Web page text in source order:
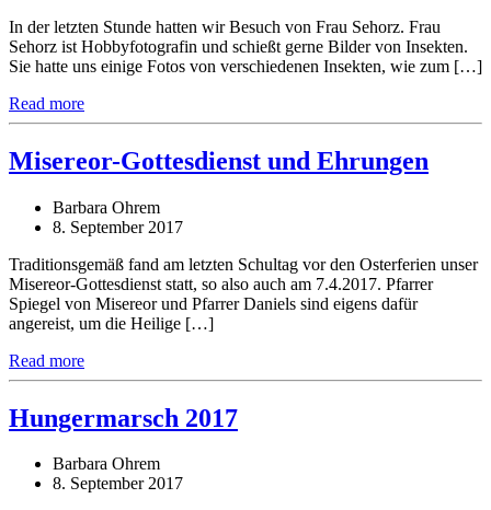
In der letzten Stunde hatten wir Besuch von Frau Sehorz. Frau
Sehorz ist Hobbyfotografin und schießt gerne Bilder von Insekten.
Sie hatte uns einige Fotos von verschiedenen Insekten, wie zum […]
Read more
Misereor-Gottesdienst und Ehrungen
Barbara Ohrem
8. September 2017
Traditionsgemäß fand am letzten Schultag vor den Osterferien unser
Misereor-Gottesdienst statt, so also auch am 7.4.2017. Pfarrer
Spiegel von Misereor und Pfarrer Daniels sind eigens dafür
angereist, um die Heilige […]
Read more
Hungermarsch 2017
Barbara Ohrem
8. September 2017